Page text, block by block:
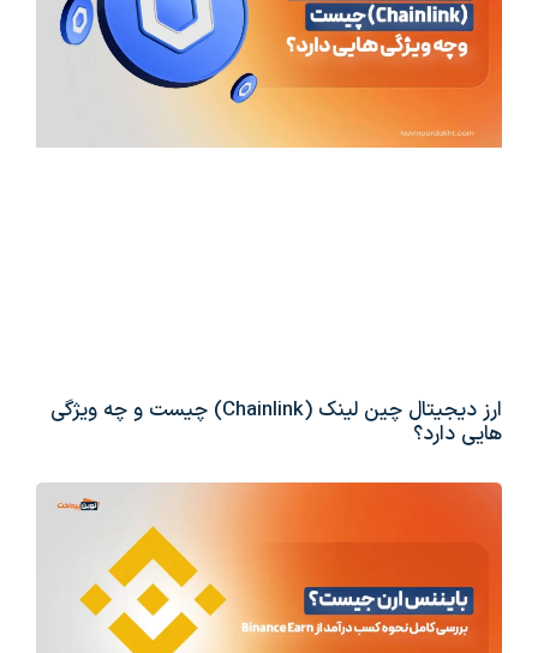
ارز دیجیتال چین لینک (Chainlink) چیست و چه ویژگی
هایی دارد؟